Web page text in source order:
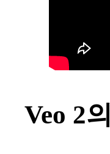
Veo 2